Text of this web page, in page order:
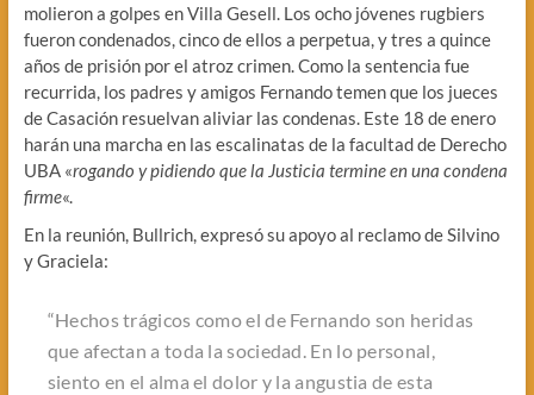
molieron a golpes en Villa Gesell. Los ocho jóvenes rugbiers
fueron condenados, cinco de ellos a perpetua, y tres a quince
años de prisión por el atroz crimen. Como la sentencia fue
recurrida, los padres y amigos Fernando temen que los jueces
de Casación resuelvan aliviar las condenas. Este 18 de enero
harán una marcha en las escalinatas de la facultad de Derecho
UBA «rogando y pidiendo que la Justicia termine en una condena
firme«.
En la reunión, Bullrich, expresó su apoyo al reclamo de Silvino
y Graciela:
“Hechos trágicos como el de Fernando son heridas
que afectan a toda la sociedad. En lo personal,
siento en el alma el dolor y la angustia de esta